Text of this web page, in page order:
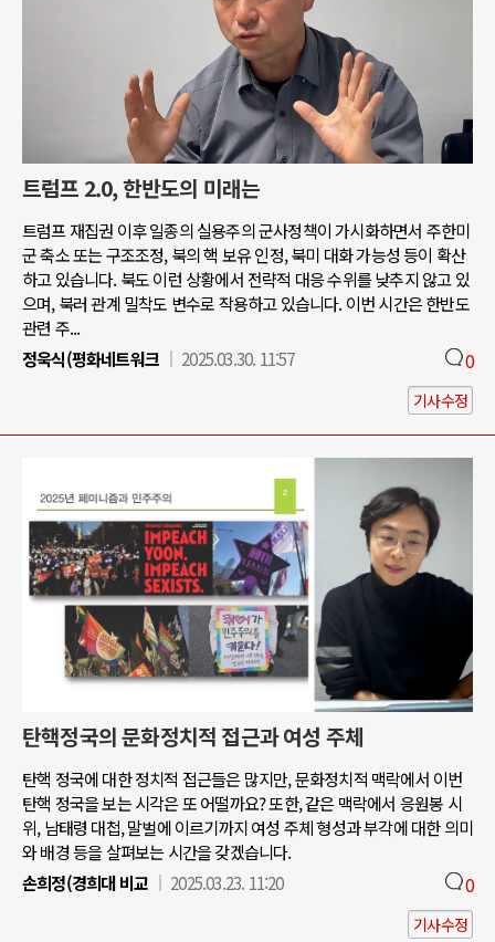
트럼프 2.0, 한반도의 미래는
트럼프 재집권 이후 일종의 실용주의 군사정책이 가시화하면서 주한미
군 축소 또는 구조조정, 북의 핵 보유 인정, 북미 대화 가능성 등이 확산
하고 있습니다. 북도 이런 상황에서 전략적 대응 수위를 낮추지 않고 있
으며, 북러 관계 밀착도 변수로 작용하고 있습니다. 이번 시간은 한반도
관련 주...
정욱식(평화네트워크
2025.03.30. 11:57 0
기사수정
탄핵정국의 문화정치적 접근과 여성 주체
탄핵 정국에 대한 정치적 접근들은 많지만, 문화정치적 맥락에서 이번
탄핵 정국을 보는 시각은 또 어떨까요? 또한, 같은 맥락에서 응원봉 시
위, 남태령 대첩, 말벌에 이르기까지 여성 주체 형성과 부각에 대한 의미
와 배경 등을 살펴보는 시간을 갖겠습니다.
손희정(경희대 비교
2025.03.23. 11:20 0
기사수정